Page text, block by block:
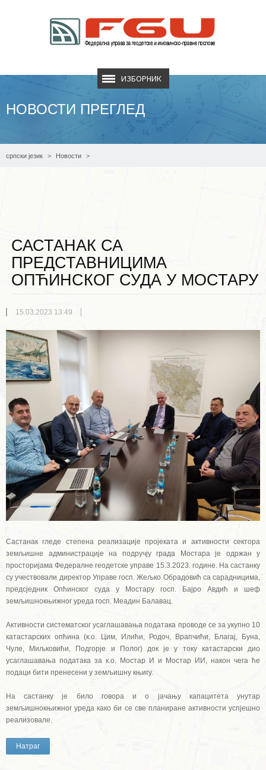
ИЗБОРНИК
НОВОСТИ ПРЕГЛЕД
српски језик Новости
САСТАНАК СА
ПРЕДСТАВНИЦИМА
ОПЋИНСКОГ СУДА У МОСТАРУ
15.03.2023 13:49
Састанак гледе степена реализације пројеката и активности сектора
земљишне администрације на подручју града Мостара је одржан у
просторијама Федералне геодетске управе 15.3.2023. године. На састанку
су учествовали директор Управе госп. Жељко Обрадовић са сарадницима,
предсједник Опћинског суда у Мостару госп. Бајро Авдић и шеф
земљишнокњижног уреда госп. Меадин Балавац.
Активности систематског усаглашавања података проводе се за укупно 10
катастарских опћина (к.о. Цим, Илићи, Родоч, Врапчићи, Благај, Буна,
Чуле, Миљковићи, Подгорје и Полог) док је у току катастарски дио
усаглашавања података за к.о. Мостар И и Мостар ИИ, након чега ће
подаци бити пренесени у земљишну књигу.
На састанку је било говора и о јачању капацитета унутар
земљишнокњижног уреда како би се све планиране активности успјешно
реализовале.
Натраг